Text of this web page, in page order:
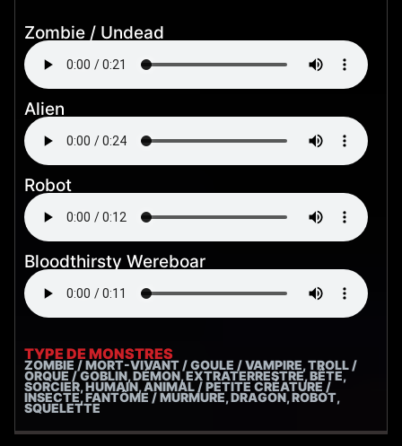
Zombie / Undead
Alien
Robot
Bloodthirsty Wereboar
TYPE DE MONSTRES
ZOMBIE / MORT-VIVANT / GOULE / VAMPIRE, TROLL /
ORQUE / GOBLIN, DÉMON, EXTRATERRESTRE, BÊTE,
SORCIER, HUMAIN, ANIMAL / PETITE CRÉATURE /
INSECTE, FANTÔME / MURMURE, DRAGON, ROBOT,
SQUELETTE